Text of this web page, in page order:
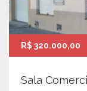
R$ 320.000,00
Sala